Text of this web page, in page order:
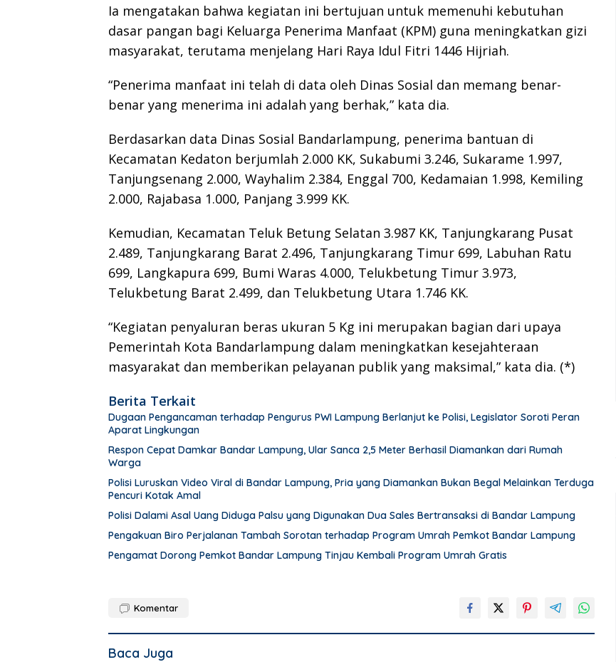
Ia mengatakan bahwa kegiatan ini bertujuan untuk memenuhi kebutuhan
dasar pangan bagi Keluarga Penerima Manfaat (KPM) guna meningkatkan gizi
masyarakat, terutama menjelang Hari Raya Idul Fitri 1446 Hijriah.
“Penerima manfaat ini telah di data oleh Dinas Sosial dan memang benar-
benar yang menerima ini adalah yang berhak,” kata dia.
Berdasarkan data Dinas Sosial Bandarlampung, penerima bantuan di
Kecamatan Kedaton berjumlah 2.000 KK, Sukabumi 3.246, Sukarame 1.997,
Tanjungsenang 2.000, Wayhalim 2.384, Enggal 700, Kedamaian 1.998, Kemiling
2.000, Rajabasa 1.000, Panjang 3.999 KK.
Kemudian, Kecamatan Teluk Betung Selatan 3.987 KK, Tanjungkarang Pusat
2.489, Tanjungkarang Barat 2.496, Tanjungkarang Timur 699, Labuhan Ratu
699, Langkapura 699, Bumi Waras 4.000, Telukbetung Timur 3.973,
Telukbetung Barat 2.499, dan Telukbetung Utara 1.746 KK.
“Kegiatan penyaluran beras ukuran 5 Kg ini merupakan bagian dari upaya
Pemerintah Kota Bandarlampung dalam meningkatkan kesejahteraan
masyarakat dan memberikan pelayanan publik yang maksimal,” kata dia. (*)
Berita Terkait
Dugaan Pengancaman terhadap Pengurus PWI Lampung Berlanjut ke Polisi, Legislator Soroti Peran
Aparat Lingkungan
Respon Cepat Damkar Bandar Lampung, Ular Sanca 2,5 Meter Berhasil Diamankan dari Rumah
Warga
Polisi Luruskan Video Viral di Bandar Lampung, Pria yang Diamankan Bukan Begal Melainkan Terduga
Pencuri Kotak Amal
Polisi Dalami Asal Uang Diduga Palsu yang Digunakan Dua Sales Bertransaksi di Bandar Lampung
Pengakuan Biro Perjalanan Tambah Sorotan terhadap Program Umrah Pemkot Bandar Lampung
Pengamat Dorong Pemkot Bandar Lampung Tinjau Kembali Program Umrah Gratis
Komentar
Baca Juga